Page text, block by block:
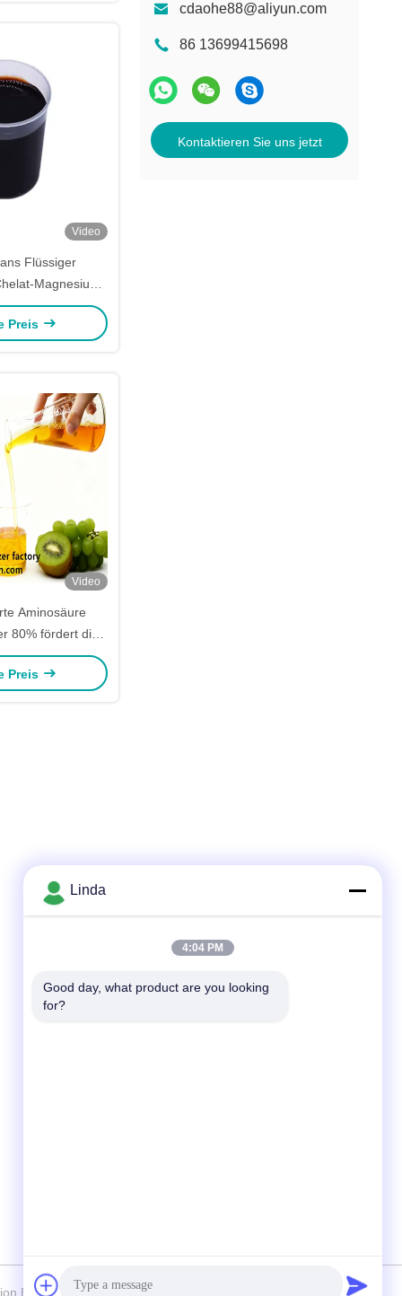
cdaohe88@aliyun.com
86 13699415698
Kontaktieren Sie uns jetzt
Video
Flüssiger
Magnesium-
Dünger
Preis
Video
Aminosäure
80% fördert die
der Pflanzen
Preis
Schnelle Kontaktaufnahme
Tel.
Biology Technology Co., Ltd. - Alle. Alle Rechte vorbehalten.
Linda
4:04 PM
Good day, what product are you looking
for?